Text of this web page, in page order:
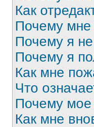
Как
Почему
Почему я
Почему я
Как мне
Что
Почему мое
Как мне